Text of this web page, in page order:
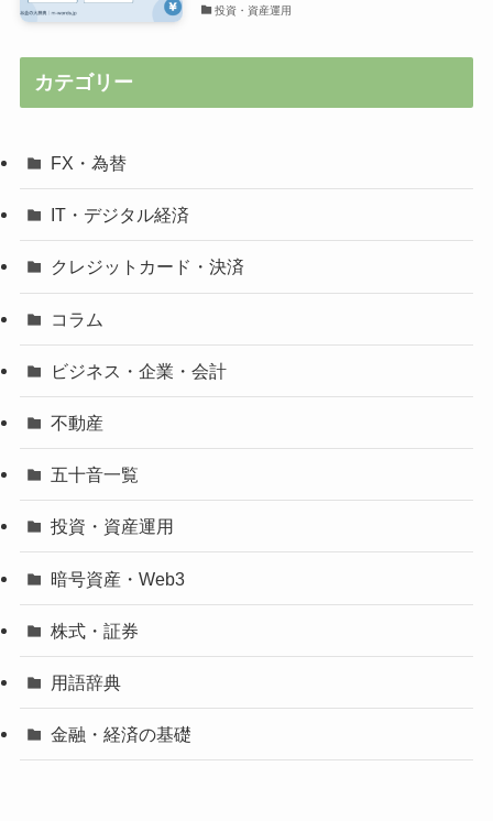
投資・資産運用
カテゴリー
FX・為替
IT・デジタル経済
クレジットカード・決済
コラム
ビジネス・企業・会計
不動産
五十音一覧
投資・資産運用
暗号資産・Web3
株式・証券
用語辞典
金融・経済の基礎